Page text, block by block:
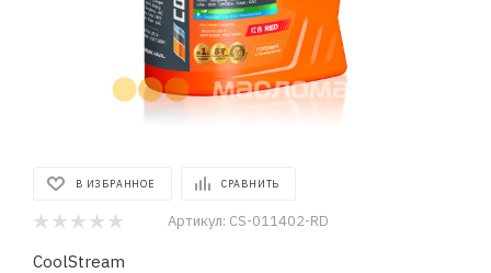
В ИЗБРАННОЕ СРАВНИТЬ
Артикул: CS-011402-RD
CoolStream